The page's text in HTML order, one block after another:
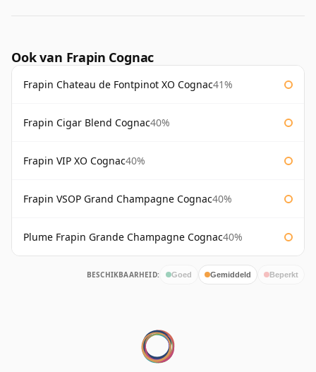
Ook van Frapin Cognac
Frapin Chateau de Fontpinot XO Cognac41%
Frapin Cigar Blend Cognac40%
Frapin VIP XO Cognac40%
Frapin VSOP Grand Champagne Cognac40%
Plume Frapin Grande Champagne Cognac40%
BESCHIKBAARHEID: Goed Gemiddeld Beperkt